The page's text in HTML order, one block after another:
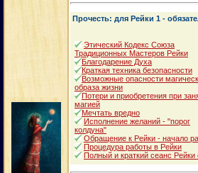
Прочесть: для Рейки 1 -
Этический Кодекс Союза
Традиционных Мастеров Рейки
Благодарение Духа
Краткая техника безопасности
Возможные опасности
образа жизни
Потери и приобретения при
магией
Мечтать вредно
Исполнение желаний - "порог
колдуна"
Обращение к Рейки - начало
Процедура работы в Рейки
Полный и краткий сеанс Рейки